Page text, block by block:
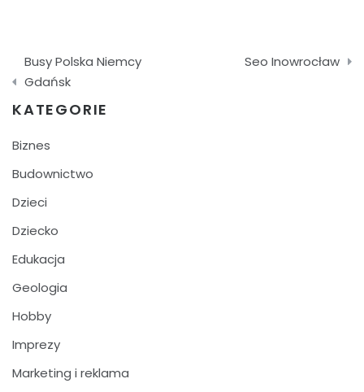
Nawigacja
wpisu
Busy Polska Niemcy
Gdańsk
Seo Inowrocław
KATEGORIE
Biznes
Budownictwo
Dzieci
Dziecko
Edukacja
Geologia
Hobby
Imprezy
Marketing i reklama